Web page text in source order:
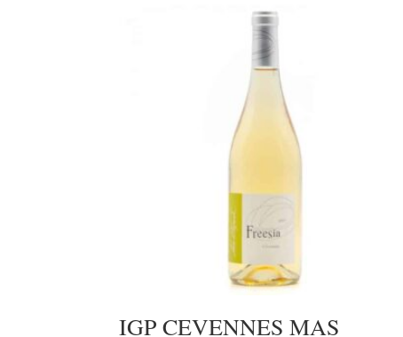
IGP CEVENNES MAS